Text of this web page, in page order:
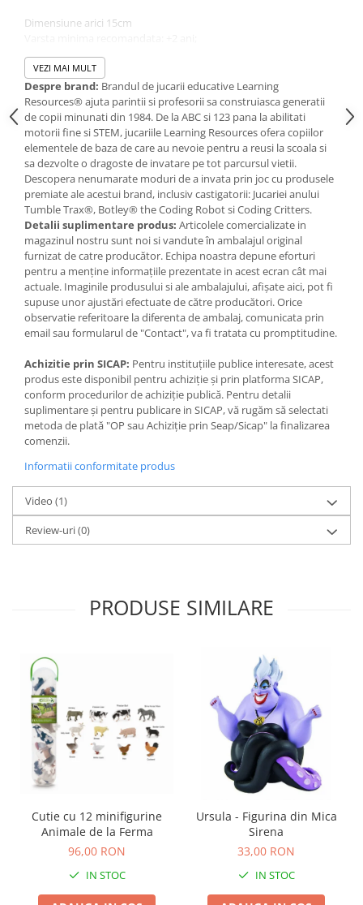
Jucarii senzoriale
Jucarii motrice pentru bebelusi
Saltele de activitati pentru bebe
Jucarii de sortat
Jucarii muzicale bebelusi
Puzzle bebelusi
Jocuri educative
Jocuri STEM
Jocuri Magnetice
Jocuri de societate
Jocuri de logica
Jocuri de memorie
Jocuri cu litere
Jocuri cu numere
Jocuri de indemanare
Jocuri de carti
Jocuri interactive
Jocuri de podea
Carti pentru copii 2 ani
Carti pentru copii 3 ani
Carti pentru copii 6 ani
Carti de colorat
Carticele interactive
Cadouri copii
Ceasuri copii
Cutii muzicale
Idei cadou fetite
Cadouri ieftine pentru copii
Cadouri botez
Cadou copii 2 ani
Cadou copii 3 ani
Dimensiune arici 15cm
- Acest reper este nou si comercializat in ambalajul original pus la
dispozitie de catre producator. Imaginile disponibile au caracter
orientativ si informativ. Nuanta tonul si intensitatea culorii din
pozele produsului pot varia in functie de ecranul de pe care se
vizualizeaza magazinul online.
VEZI MAI MULT
Despre brand: Brandul de jucarii educative Learning
Resources® ajuta parintii si profesorii sa construiasca generatii
de copii minunati din 1984. De la ABC si 123 pana la abilitati
motorii fine si STEM, jucariile Learning Resources ofera copiilor
elementele de baza de care au nevoie pentru a reusi la scoala si
sa dezvolte o dragoste de invatare pe tot parcursul vietii.
Descopera nenumarate moduri de a invata prin joc cu produsele
premiate ale acestui brand, inclusiv castigatorii: Jucariei anului
Tumble Trax®, Botley® the Coding Robot si Coding Critters.
Detalii suplimentare produs: Articolele comercializate in
magazinul nostru sunt noi si vandute în ambalajul original
furnizat de catre producător. Echipa noastra depune eforturi
pentru a menține informațiile prezentate in acest ecran cât mai
actuale. Imaginile produsului si ale ambalajului, afișate aici, pot fi
supuse unor ajustări efectuate de către producători. Orice
observatie referitoare la diferenta de ambalaj, comunicata prin
email sau formularul de "Contact", va fi tratata cu promptitudine.
Achizitie prin SICAP: Pentru instituțiile publice interesate, acest
produs este disponibil pentru achiziție și prin platforma SICAP,
conform procedurilor de achiziție publică. Pentru detalii
suplimentare și pentru publicare in SICAP, vă rugăm să selectati
metoda de plată "OP sau Achiziție prin Seap/Sicap" la finalizarea
comenzii.
Informatii conformitate produs
Video (1)
Review-uri(0)
PRODUSE SIMILARE
Cutie cu 12 minifigurine
Animale de la Ferma
96,00 RON
IN STOC
Ursula - Figurina din Mica
Sirena
33,00 RON
IN STOC